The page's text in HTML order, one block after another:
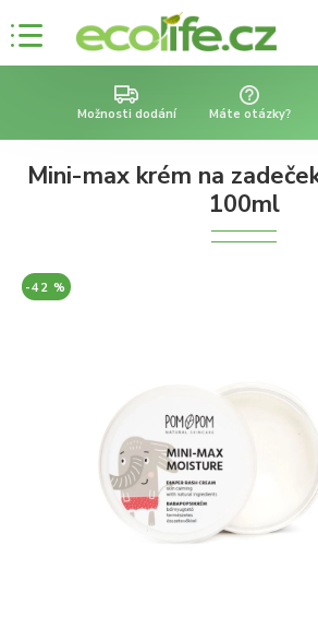
Možnosti dodání Máte otázky?
Mini-max krém na
100ml
-42 %